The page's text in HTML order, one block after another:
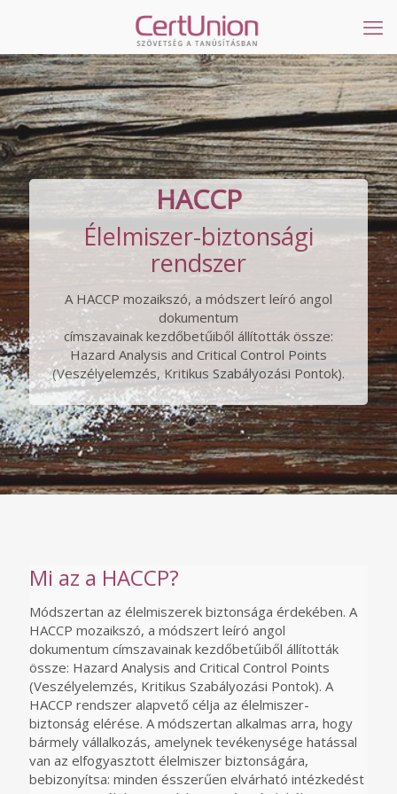
HACCP
Élelmiszer-biztonsági
rendszer
A HACCP mozaikszó, a módszert leíró angol
dokumentum
címszavainak kezdőbetűiből állították össze:
Hazard Analysis and Critical Control Points
(Veszélyelemzés, Kritikus Szabályozási Pontok).
Mi az a HACCP?
Módszertan az élelmiszerek biztonsága érdekében. A
HACCP mozaikszó, a módszert leíró angol
dokumentum címszavainak kezdőbetűiből állították
össze: Hazard Analysis and Critical Control Points
(Veszélyelemzés, Kritikus Szabályozási Pontok). A
HACCP rendszer alapvető célja az élelmiszer-
biztonság elérése. A módszertan alkalmas arra, hogy
bármely vállalkozás, amelynek tevékenysége hatással
van az elfogyasztott élelmiszer biztonságára,
bebizonyítsa: minden ésszerűen elvárható intézkedést